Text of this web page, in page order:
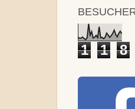
1 1 8